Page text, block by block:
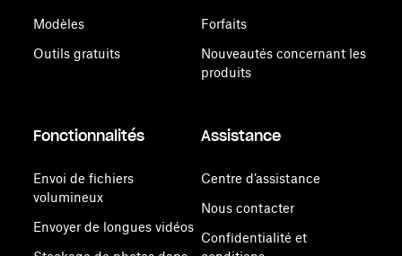
Modèles
Outils gratuits
Forfaits
Nouveautés concernant les
produits
Fonctionnalités
Envoi de fichiers
volumineux
Envoyer de longues vidéos
Assistance
Centre d’assistance
Nous contacter
Confidentialité et